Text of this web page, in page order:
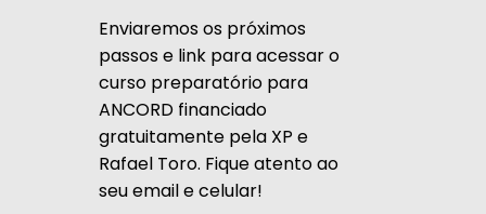
Enviaremos os próximos
passos e link para acessar o
curso preparatório para
ANCORD financiado
gratuitamente pela XP e
Rafael Toro. Fique atento ao
seu email e celular!